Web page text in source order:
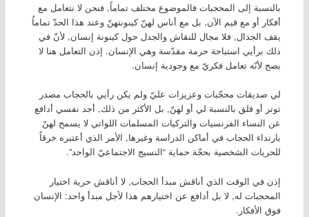
بالنسبة إلى المحجبات فالموضوع مختلف تماماً, فنحن لا نتعامل مع
أفكار أو مع قيم الآن, بل مع أناس لهنّ كينونتهنّ وعند هذا الحدّ تماماُ
يقف الجدال, فلا مجال للنقاش والجدل حول كينونة إنسان, لأنّ في
ذلك برأيي استباحة حرمة مقدّسة وهي الإنسان. إذن التعامل هنا لا
يصح لأنّه تعامل فكريّ مع وجودية إنسان.
لي صديقات محجّبات وعزيزات عليّ ولم يكن رأيي بالحجاب مصدر
توتر أو قلق بالنسبة لي أو لهنّ, بل الأكثر من ذلك, أجد نفسي أدافع
عن النساء الفرنسيات والتركيات المسلمات اللواتي لا يسمح لهنّ
بارتداء الحجاب في أماكن الدراسة وغيرها, الأمر الذي أعتبره خرقاً
للحريات الشخصية بحجّة حماية “النسيج الاجتماعيّ الواحد”.
إذن في الوقت الذي أناقش مبدأ الحجاب, لا أناقش حرية اختيار
المحجبات له, لا بل أدافع عن اختيارهم هذا لأجل مبدأ واحد: الإنسان
فوق الأفكار.